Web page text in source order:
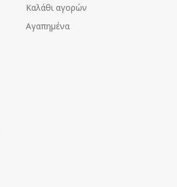
Καλάθι αγορών
Αγαπημένα